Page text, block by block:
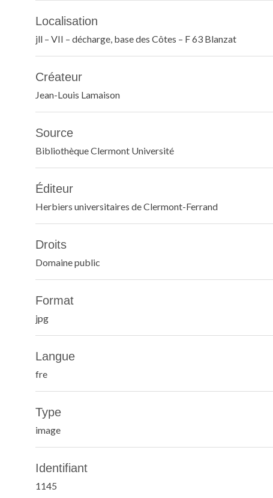
Localisation
jll – VII – décharge, base des Côtes – F 63 Blanzat
Créateur
Jean-Louis Lamaison
Source
Bibliothèque Clermont Université
Éditeur
Herbiers universitaires de Clermont-Ferrand
Droits
Domaine public
Format
jpg
Langue
fre
Type
image
Identifiant
1145